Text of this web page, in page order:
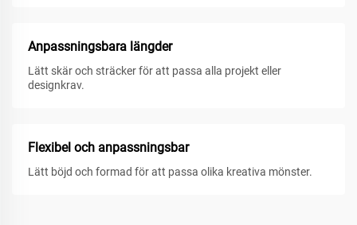
Anpassningsbara längder
Lätt skär och sträcker för att passa alla projekt eller
designkrav.
Flexibel och anpassningsbar
Lätt böjd och formad för att passa olika kreativa mönster.